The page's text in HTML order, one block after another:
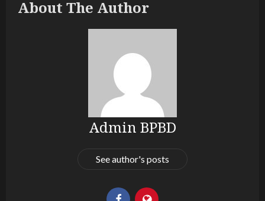
About The Author
Admin BPBD
See author's posts